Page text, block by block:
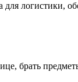
логистики,
брать